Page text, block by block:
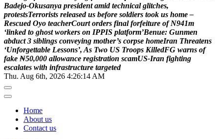
Badejo-Okusanya president amid technical glitches,
protestsTerrorists released us before soldiers took us home –
Rescued Oyo teacherCourt orders final forfeiture of N941m
‘linked to ghost workers on IPPIS platform’Benue: Gunmen
abduct 3 siblings conveying mother’s corpse homeIran Threatens
‘Unforgettable Lessons’, As Two US Troops KilledFG warns of
fake ₦50,000 allowance registration scamUS-Iran fighting
escalates with infrastructure targeted
Thu. Aug 6th, 2026 4:26:15 AM
Home
About us
Contact us